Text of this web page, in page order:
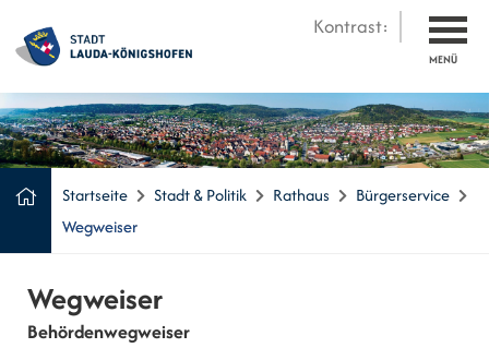
Kontrast:
MENÜ
Startseite Stadt & Politik Rathaus
Bürgerservice
Wegweiser
Wegweiser
Behördenwegweiser